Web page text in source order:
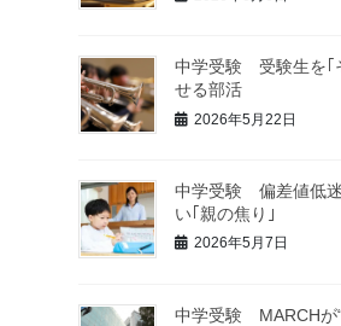
中学受験 受験生を｢
せる部活
2026年5月22日
中学受験 偏差値低
い｢親の焦り｣
2026年5月7日
中学受験 MARCHが